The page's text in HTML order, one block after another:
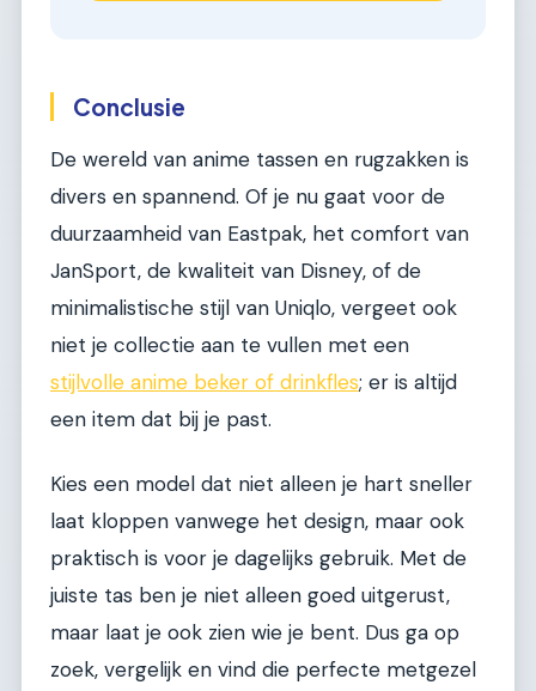
Conclusie
De wereld van anime tassen en rugzakken is
divers en spannend. Of je nu gaat voor de
duurzaamheid van Eastpak, het comfort van
JanSport, de kwaliteit van Disney, of de
minimalistische stijl van Uniqlo, vergeet ook
niet je collectie aan te vullen met een
stijlvolle anime beker of drinkfles; er is altijd
een item dat bij je past.
Kies een model dat niet alleen je hart sneller
laat kloppen vanwege het design, maar ook
praktisch is voor je dagelijks gebruik. Met de
juiste tas ben je niet alleen goed uitgerust,
maar laat je ook zien wie je bent. Dus ga op
zoek, vergelijk en vind die perfecte metgezel